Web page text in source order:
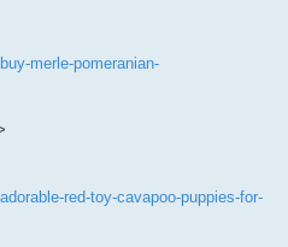
merle-pomeranian-
red-toy-cavapoo-puppies-for-